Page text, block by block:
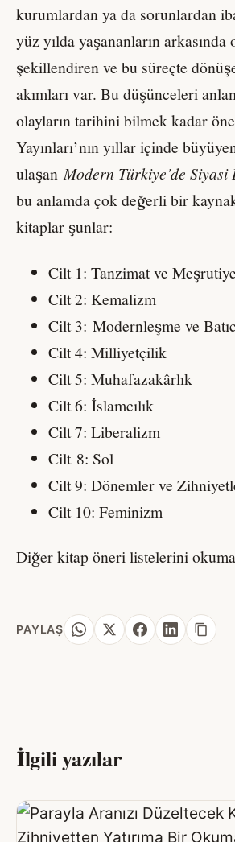
kurumlardan ya da sorunlardan
yüz yılda yaşananların arkasında
şekillendiren ve bu süreçte
akımları var. Bu düşünceleri
olayların tarihini bilmek kadar
Yayınları’nın yıllar içinde
ulaşanModern Türkiye’de Siyasi
bu anlamda çok değerli bir
kitaplar şunlar:
Cilt 1: Tanzimat ve
Cilt 2: Kemalizm
Cilt 3: Modernleşme ve
Cilt 4: Milliyetçilik
Cilt 5: Muhafazakârlık
Cilt 6: İslamcılık
Cilt 7: Liberalizm
Cilt 8: Sol
Cilt 9: Dönemler ve
Cilt 10: Feminizm
Diğer kitap öneri listelerini
PAYLAŞ
İlgili yazılar